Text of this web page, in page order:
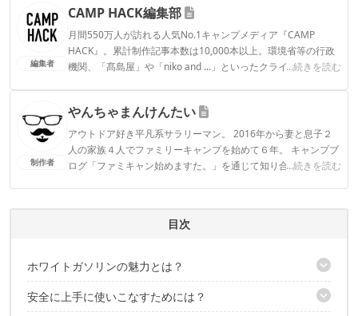
編集者
CAMP HACK編集部
月間550万人が訪れる人気No.1キャンプメディア『CAMP
HACK』。累計制作記事本数は10,000本以上。環境省等の行政
機関、「髙島屋」や「niko and ...」といったクライアントとの
...続きを読む
CAMP HACK編集部のプロフィール
制作者
やんちゃまんけんたい
アウトドア好き平凡系サラリーマン。 2016年から妻と息子２
人の家族４人でファミリーキャンプを始めて６年。 キャンプブ
ログ「ファミキャン始めますた。」を通じて知り合った、全国
...続きを読む
やんちゃまんけんたいのプロフィール
目次
ホワイトガソリンの魅力とは？
メリット①：強い火力で料理できる
安全に上手に使いこなすためには？